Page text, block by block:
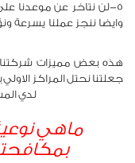
٥-لن نتاخر عن موعدنا
وايضا ننجز عملنا يسرعة
هذه بعض مميزات
جعلتنا نحتل المراكز
لدي